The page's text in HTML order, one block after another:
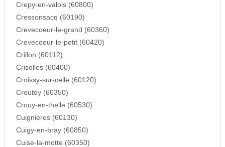
Crepy-en-valois (60800)
Cressonsacq (60190)
Crevecoeur-le-grand (60360)
Crevecoeur-le-petit (60420)
Crillon (60112)
Crisolles (60400)
Croissy-sur-celle (60120)
Croutoy (60350)
Crouy-en-thelle (60530)
Cuignieres (60130)
Cuigy-en-bray (60850)
Cuise-la-motte (60350)